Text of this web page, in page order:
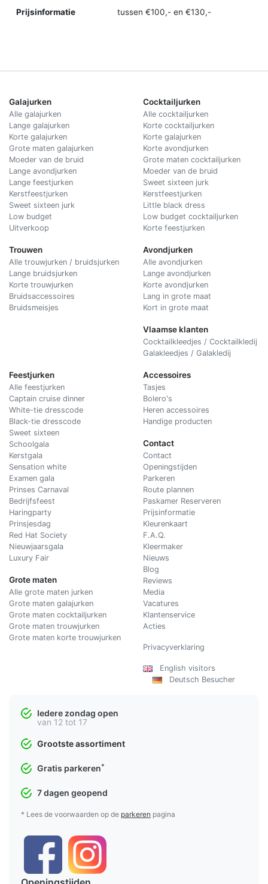
Prijsinformatie tussen €100,- en €130,-
Galajurken
Alle galajurken
Lange galajurken
Korte galajurken
Grote maten galajurken
Moeder van de bruid
Lange avondjurken
Lange feestjurken
Kerstfeestjurken
Sweet sixteen jurk
Low budget
Uitverkoop
Trouwen
Alle trouwjurken / bruidsjurken
Lange bruidsjurken
Korte trouwjurken
Bruidsaccessoires
Bruidsmeisjes
Cocktailjurken
Alle cocktailjurken
Korte cocktailjurken
Korte galajurken
Korte avondjurken
Grote maten cocktailjurken
Moeder van de bruid
Sweet sixteen jurk
Kerstfeestjurken
Little black dress
Low budget cocktailjurken
Korte feestjurken
Avondjurken
Alle avondjurken
Lange avondjurken
Korte avondjurken
Lang in grote maat
Kort in grote maat
Vlaamse klanten
Cocktailkleedjes / Cocktailkledij
Galakleedjes / Galakledij
Feestjurken
Alle feestjurken
Captain cruise dinner
White-tie dresscode
Black-tie dresscode
Sweet sixteen
Schoolgala
Kerstgala
Sensation white
Examen gala
Prinses Carnaval
Bedrijfsfeest
Haringparty
Prinsjesdag
Red Hat Society
Nieuwjaarsgala
Luxury Fair
Grote maten
Alle grote maten jurken
Grote maten galajurken
Grote maten cocktailjurken
Grote maten trouwjurken
Grote maten korte trouwjurken
Accessoires
Tasjes
Bolero's
Heren accessoires
Handige producten
Contact
Contact
Openingstijden
Parkeren
Route plannen
Paskamer Reserveren
Prijsinformatie
Kleurenkaart
F.A.Q.
Kleermaker
Nieuws
Blog
Reviews
Media
Vacatures
Klantenservice
Acties
Privacyverklaring
English visitors
Deutsch Besucher
Iedere zondag open
van 12 tot 17
Grootste assortiment
Gratis parkeren*
7 dagen geopend
* Lees de voorwaarden op de parkeren pagina